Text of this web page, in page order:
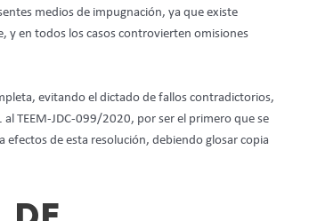
medios de impugnación, ya que existe
y en todos los casos controvierten omisiones
evitando el dictado de fallos contradictorios,
TEEM-JDC-099/2020, por ser el primero que se
efectos de esta resolución, debiendo glosar copia